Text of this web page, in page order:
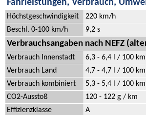
Fahrleistungen, Verbrauch,
Höchstgeschwindigkeit
220 km/h
Beschl. 0-100 km/h
9,2 s
Verbrauchsangaben nach NEFZ
Verbrauch Innenstadt
6,3 - 6,4 l / 100 km
Verbrauch Land
4,7 - 4,7 l / 100 km
Verbrauch kombiniert
5,3 - 5,4 l / 100 km
CO2-Ausstoß
120 - 122 g / km
Effizienzklasse
A